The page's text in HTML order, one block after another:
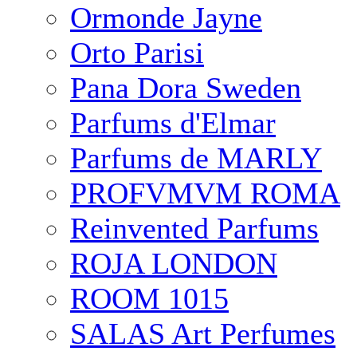
Ormonde Jayne
Orto Parisi
Pana Dora Sweden
Parfums d'Elmar
Parfums de MARLY
PROFVMVM ROMA
Reinvented Parfums
ROJA LONDON
ROOM 1015
SALAS Art Perfumes